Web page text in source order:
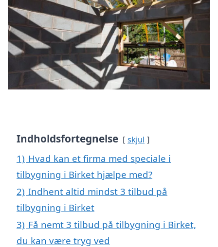
Indholdsfortegnelse skjul
1) Hvad kan et firma med speciale i
tilbygning i Birket hjælpe med?
2) Indhent altid mindst 3 tilbud på
tilbygning i Birket
3) Få nemt 3 tilbud på tilbygning i Birket,
du kan være tryg ved